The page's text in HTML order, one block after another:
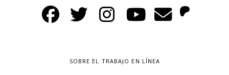
SOBRE EL TRABAJO EN LÍNEA